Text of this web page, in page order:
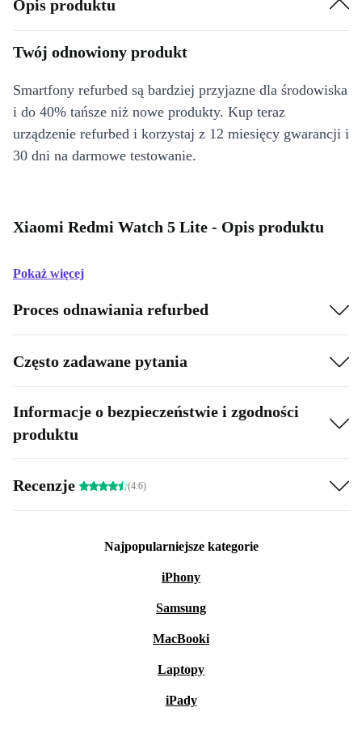
Opis produktu
Twój odnowiony produkt
Smartfony refurbed są bardziej przyjazne dla środowiska
i do 40% tańsze niż nowe produkty. Kup teraz
urządzenie refurbed i korzystaj z 12 miesięcy gwarancji i
30 dni na darmowe testowanie.
Xiaomi Redmi Watch 5 Lite - Opis produktu
Pokaż więcej
Proces odnawiania refurbed
Często zadawane pytania
Informacje o bezpieczeństwie i zgodności
produktu
Recenzje (4.6)
Najpopularniejsze kategorie
iPhony
Samsung
MacBooki
Laptopy
iPady